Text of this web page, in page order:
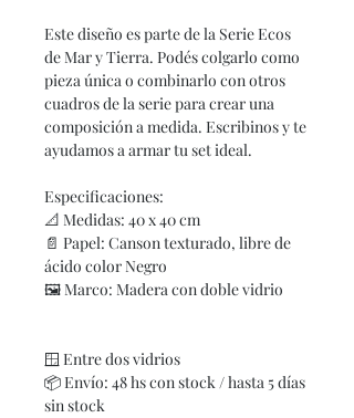
Este diseño es parte de la Serie Ecos
de Mar y Tierra. Podés colgarlo como
pieza única o combinarlo con otros
cuadros de la serie para crear una
composición a medida. Escribinos y te
ayudamos a armar tu set ideal.
Especificaciones:
📐 Medidas: 40 x 40 cm
📄 Papel: Canson texturado, libre de
ácido color Negro
🖼Marco: Madera con doble vidrio
🪟 Entre dos vidrios
📦Envío: 48 hs con stock / hasta 5 días
sin stock